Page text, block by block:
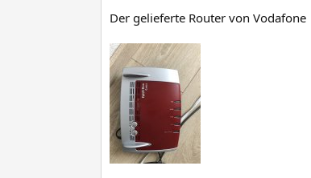
Der gelieferte Router von Vodafone